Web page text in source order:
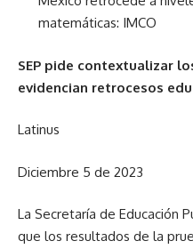
matemáticas: IMCO
SEP pide contextualizar
evidencian retrocesos
Latinus
Diciembre 5 de 2023
La Secretaría de Educación
que los resultados de la